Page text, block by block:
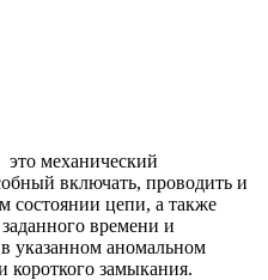
механический
включать, проводить и
состоянии цепи, а также
времени и
указанном аномальном
короткого замыкания.